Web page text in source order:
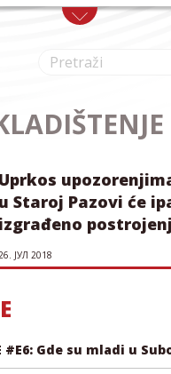
Uprkos
u Staroj Pazovi će
izgrađeno
skladištenje i
ЈУЛ 2018
#E6: Gde su mladi u